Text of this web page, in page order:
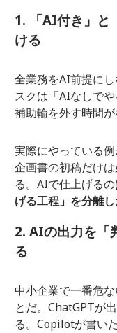
1. 「AI付き」と
ける
全業務をAI前提に
スクは「AIなしで
補助輪を外す時間が
実際にやっている例
企画書の初稿だけ
る。AIで仕上げるの
げる工程」を分離し
2. AIの出力を「
る
中小企業で一番危
とだ。ChatGPTが
る。Copilotが書い